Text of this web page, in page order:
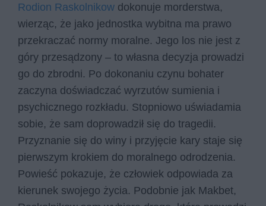
Rodion Raskolnikow dokonuje morderstwa,
wierząc, że jako jednostka wybitna ma prawo
przekraczać normy moralne. Jego los nie jest z
góry przesądzony – to własna decyzja prowadzi
go do zbrodni. Po dokonaniu czynu bohater
zaczyna doświadczać wyrzutów sumienia i
psychicznego rozkładu. Stopniowo uświadamia
sobie, że sam doprowadził się do tragedii.
Przyznanie się do winy i przyjęcie kary staje się
pierwszym krokiem do moralnego odrodzenia.
Powieść pokazuje, że człowiek odpowiada za
kierunek swojego życia. Podobnie jak Makbet,